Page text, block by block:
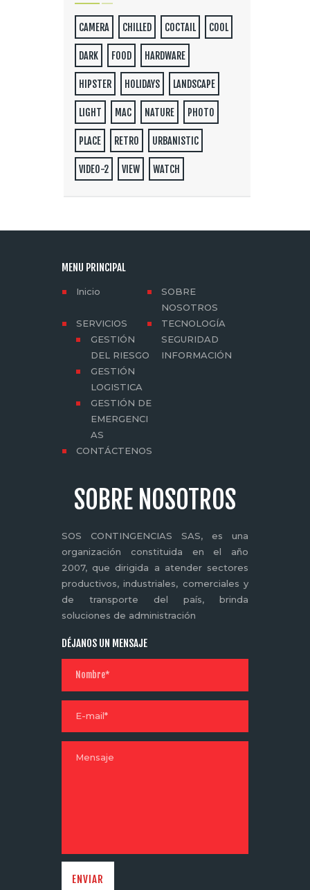
CAMERA CHILLED COCTAIL COOL
DARK FOOD HARDWARE
HIPSTER HOLIDAYS LANDSCAPE
LIGHT MAC NATURE PHOTO
PLACE RETRO URBANISTIC
VIDEO-2 VIEW WATCH
MENU PRINCIPAL
Inicio
SOBRE
NOSOTROS
SERVICIOS
GESTIÓN
DEL RIESGO
GESTIÓN
LOGISTICA
GESTIÓN DE
EMERGENCI
AS
TECNOLOGÍA
SEGURIDAD
INFORMACIÓN
CONTÁCTENOS
SOBRE NOSOTROS
SOS CONTINGENCIAS SAS, es una
organización constituida en el año
2007, que dirigida a atender sectores
productivos, industriales, comerciales y
de transporte del país, brinda
soluciones de administración
DÉJANOS UN MENSAJE